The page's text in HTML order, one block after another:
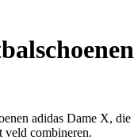
adidas Dame X, die
veld combineren.